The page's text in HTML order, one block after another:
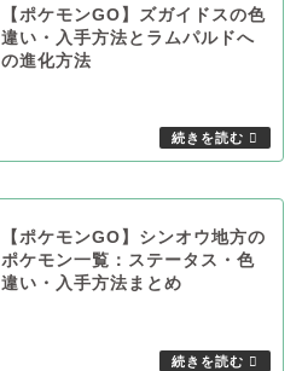
【ポケモンGO】ズガイドスの色
違い・入手方法とラムパルドへ
の進化方法
【ポケモンGO】シンオウ地方の
ポケモン一覧：ステータス・色
違い・入手方法まとめ